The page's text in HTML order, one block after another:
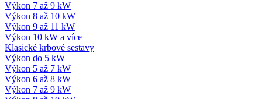
Výkon 7 až 9 kW
Výkon 8 až 10 kW
Výkon 9 až 11 kW
Výkon 10 kW a více
Klasické krbové sestavy
Výkon do 5 kW
Výkon 5 až 7 kW
Výkon 6 až 8 kW
Výkon 7 až 9 kW